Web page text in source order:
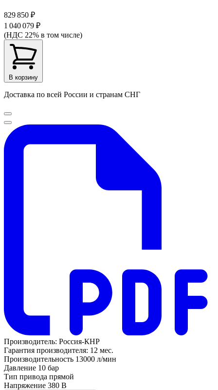
829 850 ₽
1 040 079 ₽
(НДС 22% в том числе)
В корзину
Доставка по всей России и странам СНГ
Производитель: Россия-КНР
Гарантия производителя: 12 мес.
Производительность 13000 л/мин
Давление 10 бар
Тип привода прямой
Напряжение 380 В